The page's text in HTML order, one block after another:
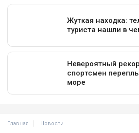
Главная Новости